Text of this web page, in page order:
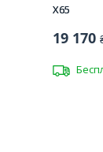
X65
19 170